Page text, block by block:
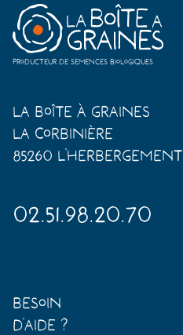
Producteur de semences biologiques
La Boîte à Graines
La Corbinière
85260 L'Herbergement
02.51.98.20.70
Besoin
d'aide ?